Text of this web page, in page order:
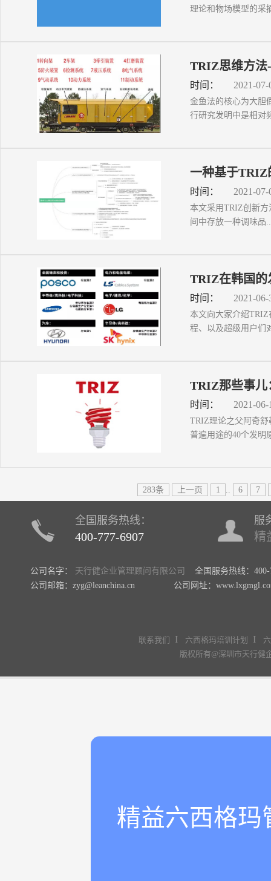
理论和物场模型的采
TRIZ思维方法
时间： 2021-07-
金鱼法的核心为大胆
行研究发明中是相对
一种基于TRIZ
时间： 2021-07-
本文采用TRIZ创新
间中存放一种调味品
TRIZ在韩国的
时间： 2021-06-
本文向大家介绍
程、以及超级用户们
TRIZ那些事儿
时间： 2021-06-
TRIZ理论之父阿奇
普遍用途的40个发明
283条 上一页 1 .. 6 7
全国服务热线：
400-777-6907
服
精
公司名字： 天行健企业管理顾问有限公司
全国服务热线：
公司邮箱：zyg@leanchina.cn 公司网址：
联系我们 I 六西格玛培训计划 I
版权所有@深圳市天行
精益六西格玛